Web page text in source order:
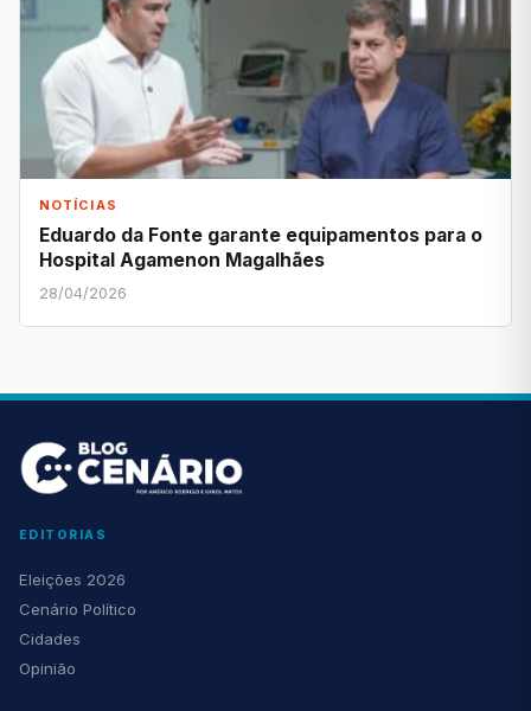
NOTÍCIAS
Eduardo da Fonte garante equipamentos para o
Hospital Agamenon Magalhães
28/04/2026
EDITORIAS
Eleições 2026
Cenário Político
Cidades
Opinião